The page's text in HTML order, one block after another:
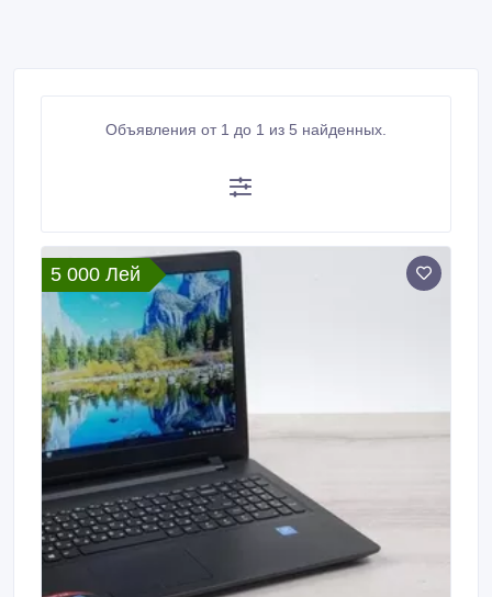
Объявления от 1 до 1 из 5 найденных.
5 000 Лей